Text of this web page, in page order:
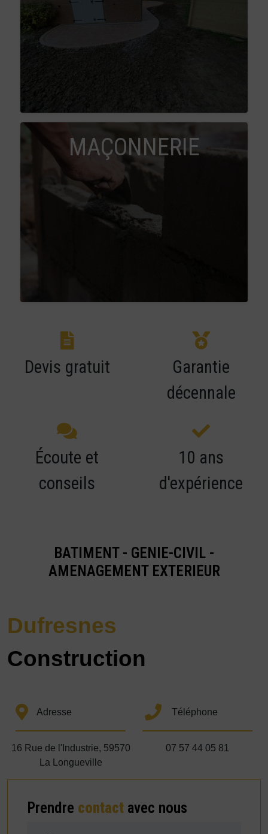
MAÇONNERIE
Devis gratuit
Garantie
décennale
Écoute et
conseils
10 ans
d'expérience
BATIMENT - GENIE-CIVIL -
AMENAGEMENT EXTERIEUR
Dufresnes
Construction
Adresse
16 Rue de l'Industrie, 59570
La Longueville
Téléphone
07 57 44 05 81
Prendre contact avec nous